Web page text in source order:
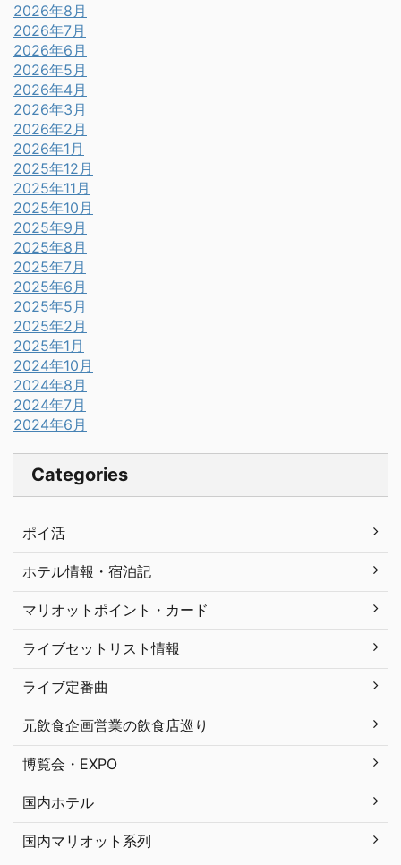
2026年8月
2026年7月
2026年6月
2026年5月
2026年4月
2026年3月
2026年2月
2026年1月
2025年12月
2025年11月
2025年10月
2025年9月
2025年8月
2025年7月
2025年6月
2025年5月
2025年2月
2025年1月
2024年10月
2024年8月
2024年7月
2024年6月
Categories
ポイ活
ホテル情報・宿泊記
マリオットポイント・カード
ライブセットリスト情報
ライブ定番曲
元飲食企画営業の飲食店巡り
博覧会・EXPO
国内ホテル
国内マリオット系列